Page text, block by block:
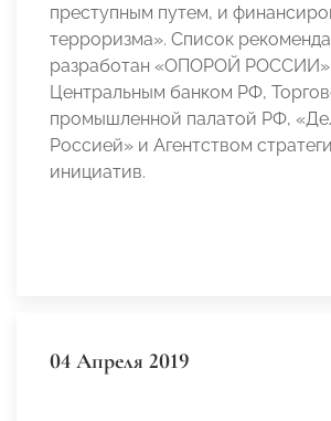
преступным путем, и
терроризма». Список
разработан «ОПОРОЙ
Центральным банком РФ,
промышленной палатой РФ,
Россией» и Агентством
инициатив.
04 Апреля 2019